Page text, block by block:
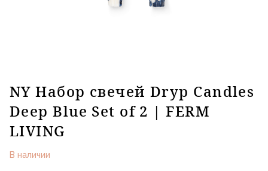
NY Набор свечей Dryp Candles
Deep Blue Set of 2 | FERM
LIVING
В наличии